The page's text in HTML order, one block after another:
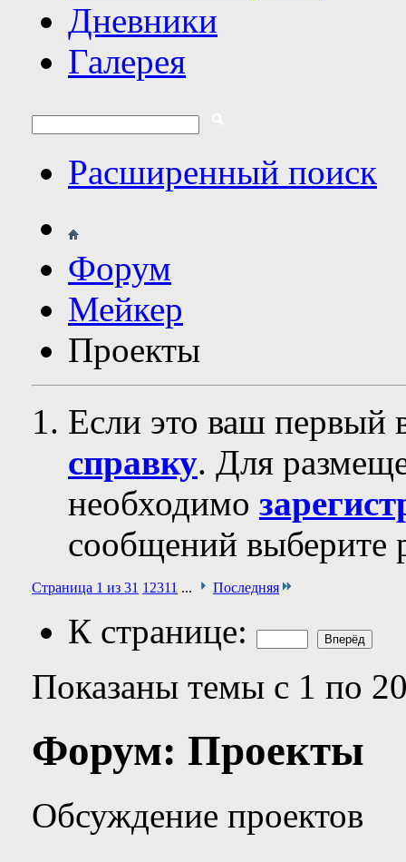
Дневники
Галерея
Расширенный поиск
Форум
Мейкер
Проекты
Если это ваш первый
справку. Для
необходимо
сообщений выберите
Страница 1 из 31 1 2311 ... Последняя
К странице:
Показаны темы с 1 по
Форум: Проекты
Обсуждение проектов